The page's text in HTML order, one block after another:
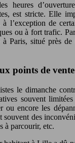
heures
est stricte. Elle
l’exception de
ou à fort trafic.
Paris, situé près
points de
le dimanche
souvent
ou encore les
souvent des
à parcourir, etc.